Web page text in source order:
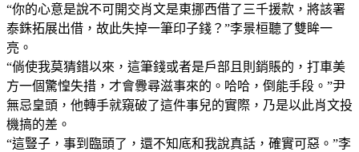
“你的心意是說不可開交肖文是東挪西借了三千援款，將該署
泰銖拓展出借，故此失掉一筆印子錢？”李景桓聽了雙眸一
亮。
“倘使我莫猜錯以來，這筆錢或者是戶部且則銷賬的，打車美
方一個驚惶失措，才會釁尋滋事來的。哈哈，倒能手段。”尹
無忌皇頭，他轉手就窺破了這件事兒的實際，乃是以此肖文投
機搞的差。
“這豎子，事到臨頭了，還不知底和我說真話，確實可惡。”李